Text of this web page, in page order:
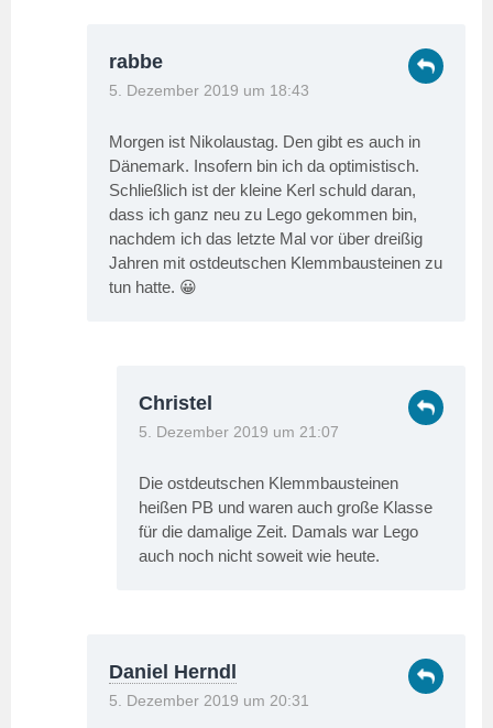
rabbe
5. Dezember 2019 um 18:43
Morgen ist Nikolaustag. Den gibt es auch in
Dänemark. Insofern bin ich da optimistisch.
Schließlich ist der kleine Kerl schuld daran,
dass ich ganz neu zu Lego gekommen bin,
nachdem ich das letzte Mal vor über dreißig
Jahren mit ostdeutschen Klemmbausteinen zu
tun hatte. 😀
Christel
5. Dezember 2019 um 21:07
Die ostdeutschen Klemmbausteinen
heißen PB und waren auch große Klasse
für die damalige Zeit. Damals war Lego
auch noch nicht soweit wie heute.
Daniel Herndl
5. Dezember 2019 um 20:31